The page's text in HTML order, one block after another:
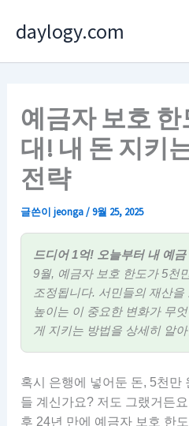
daylogy.com
예금자 보호 한
대! 내 돈 지키
전략
글쓴이jeonga/9월 25, 2025
드디어 1억! 오늘부터 내 예
9월, 예금자 보호 한도가 5천
조정됩니다. 서민들의 재산
높이는 이 중요한 변화가 무
게 지키는 방법을 상세히 알
혹시 은행에 넣어둔 돈, 5천만
들 계신가요? 저도 그랬거든
후 24년 만에 예금자 보호 한